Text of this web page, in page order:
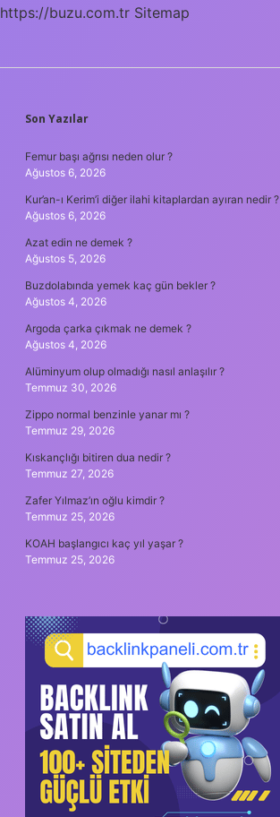
https://buzu.com.tr Sitemap
SIDEBAR
Son Yazılar
Femur başı ağrısı neden olur ?
Ağustos 6, 2026
Kur’an-ı Kerim’i diğer ilahi kitaplardan ayıran nedir ?
Ağustos 6, 2026
Azat edin ne demek ?
Ağustos 5, 2026
Buzdolabında yemek kaç gün bekler ?
Ağustos 4, 2026
Argoda çarka çıkmak ne demek ?
Ağustos 4, 2026
Alüminyum olup olmadığı nasıl anlaşılır ?
Temmuz 30, 2026
Zippo normal benzinle yanar mı ?
Temmuz 29, 2026
Kıskançlığı bitiren dua nedir ?
Temmuz 27, 2026
Zafer Yılmaz’ın oğlu kimdir ?
Temmuz 25, 2026
KOAH başlangıcı kaç yıl yaşar ?
Temmuz 25, 2026